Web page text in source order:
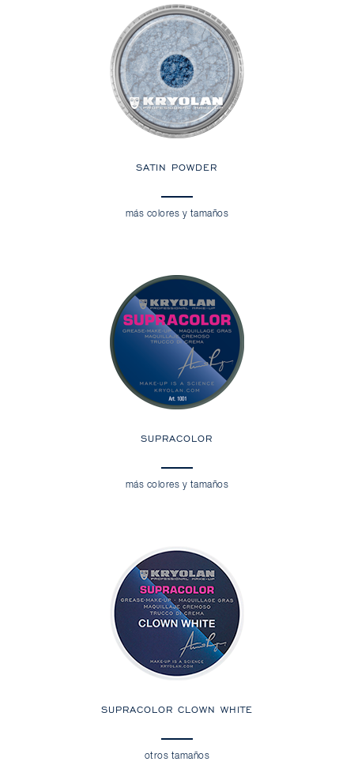
SATIN POWDER
más colores y tamaños
SUPRACOLOR
más colores y tamaños
SUPRACOLOR CLOWN WHITE
otros tamaños